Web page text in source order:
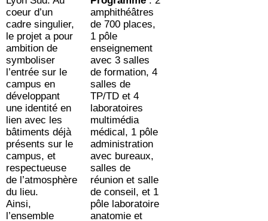
coeur d’un
cadre singulier,
le projet a pour
ambition de
symboliser
l’entrée sur le
campus en
développant
une identité en
lien avec les
bâtiments déjà
présents sur le
campus, et
respectueuse
de l’atmosphère
du lieu.
Ainsi,
l’ensemble
amphithéâtres
de 700 places,
1 pôle
enseignement
avec 3 salles
de formation, 4
salles de
TP/TD et 4
laboratoires
multimédia
médical, 1 pôle
administration
avec bureaux,
salles de
réunion et salle
de conseil, et 1
pôle laboratoire
anatomie et